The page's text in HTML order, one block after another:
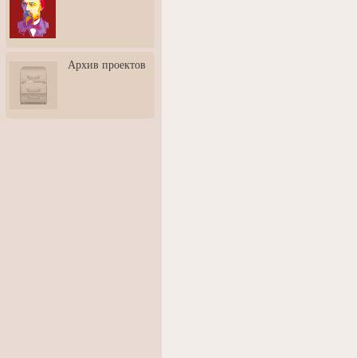
3: Обусловленности
человека и их влияние на
карьеру
скульптором Дмитрием
Тугариновым
АртБульвар в День города
Архив проектов